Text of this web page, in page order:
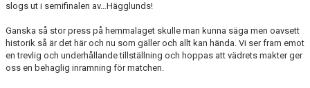
slogs ut i semifinalen av…Hägglunds!
Ganska så stor press på hemmalaget skulle man kunna säga men oavsett
historik så är det här och nu som gäller och allt kan hända. Vi ser fram emot
en trevlig och underhållande tillställning och hoppas att vädrets makter ger
oss en behaglig inramning för matchen.